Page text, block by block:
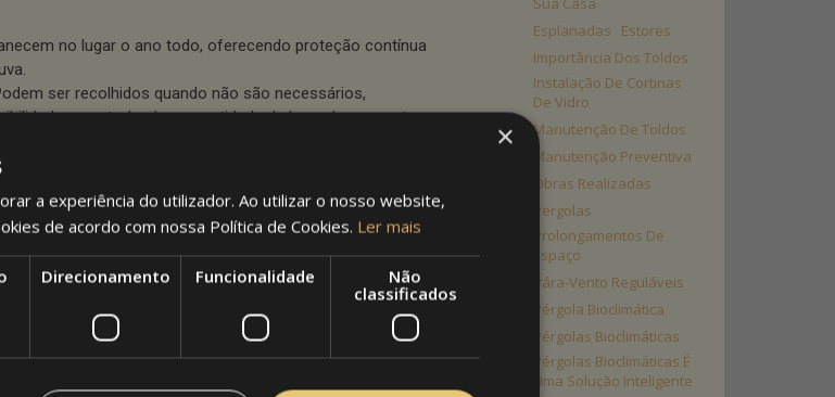
no lugar o ano todo, oferecendo proteção contínua
ser recolhidos quando não são necessários,
e controlando a quantidade de luz solar que entra no
para janelas, ajudam a bloquear a luz solar direta e reduzem
Frequentemente usados em pátios e áreas externas,
sombra e ajudam a manter áreas externas utilizáveis em
sustentáveis para toldos
a fabricação de toldos também impacta significativamente a
recicláveis, como alumínio e tecidos reciclados, são
Esplanadas
Estores
Importância Dos Toldos
Instalação De Cortinas
De Vidro
Manutenção De Toldos
Manutenção Preventiva
Obras Realizadas
Pergolas
Prolongamentos De
Espaço
Pára-Vento Reguláveis
Pérgola Bioclimática
Pérgolas Bioclimáticas
Pérgolas Bioclimáticas É
Uma Solução Inteligente
×
a experiência do utilizador. Ao utilizar o nosso website,
de acordo com nossa Política de Cookies. Ler mais
Direcionamento Funcionalidade
Não
classificados